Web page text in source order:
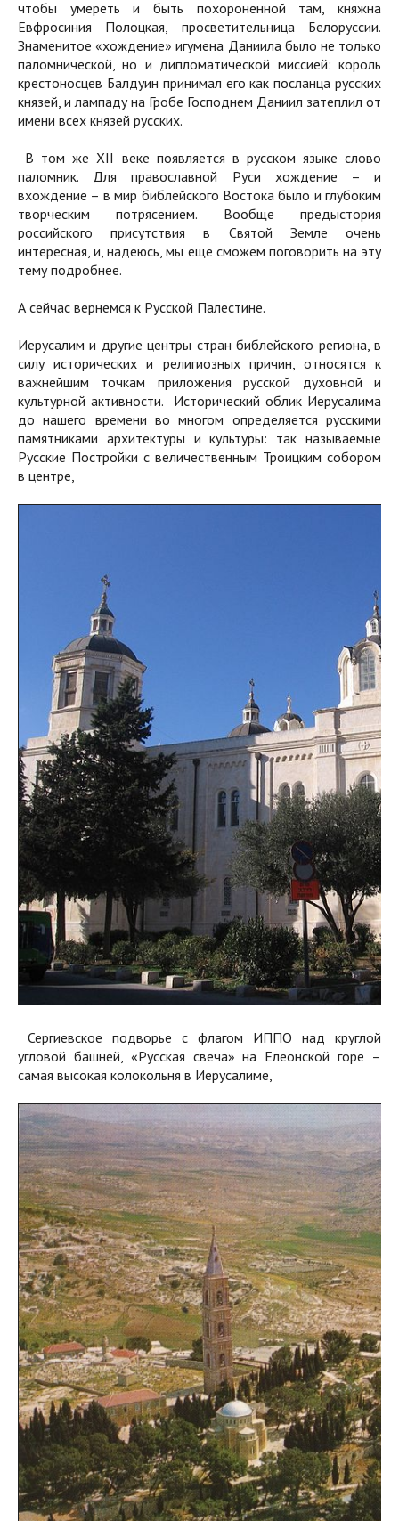
чтобы умереть и быть похороненной там, княжна
Евфросиния Полоцкая, просветительница Белоруссии.
Знаменитое «хождение» игумена Даниила было не только
паломнической, но и дипломатической миссией: король
крестоносцев Балдуин принимал его как посланца русских
князей, и лампаду на Гробе Господнем Даниил затеплил от
имени всех князей русских.
В том же XII веке появляется в русском языке слово
паломник. Для православной Руси хождение – и
вхождение – в мир библейского Востока было и глубоким
творческим потрясением. Вообще предыстория
российского присутствия в Святой Земле очень
интересная, и, надеюсь, мы еще сможем поговорить на эту
тему подробнее.
А сейчас вернемся к Русской Палестине.
Иерусалим и другие центры стран библейского региона, в
силу исторических и религиозных причин, относятся к
важнейшим точкам приложения русской духовной и
культурной активности. Исторический облик Иерусалима
до нашего времени во многом определяется русскими
памятниками архитектуры и культуры: так называемые
Русские Постройки с величественным Троицким собором
в центре,
Сергиевское подворье с флагом ИППО над круглой
угловой башней, «Русская свеча» на Елеонской горе –
самая высокая колокольня в Иерусалиме,